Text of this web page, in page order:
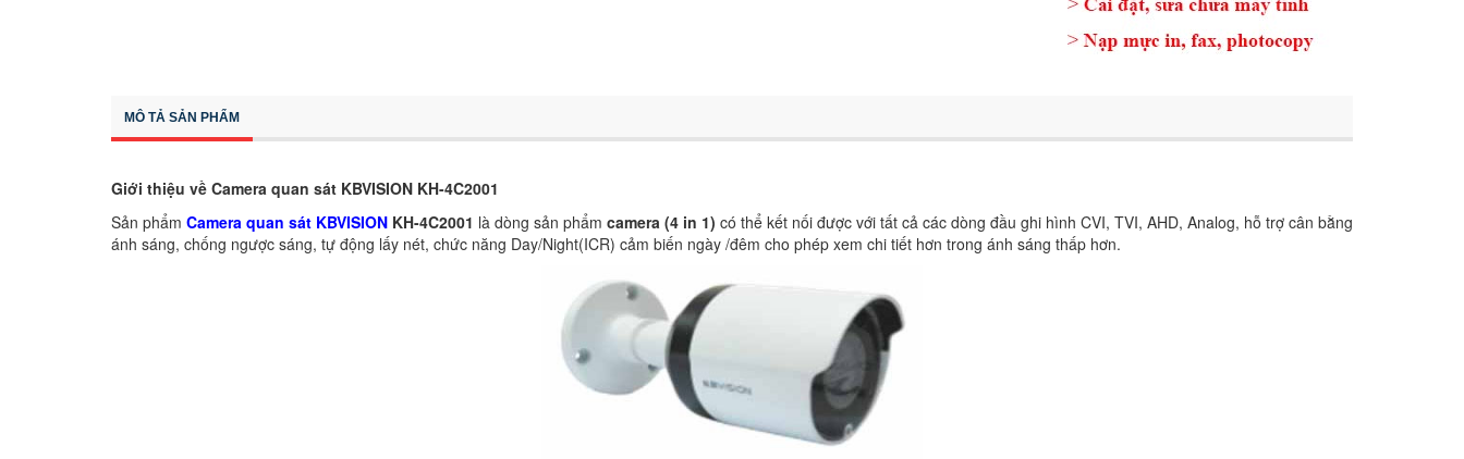
MÔ TẢ SẢN PHẨM
Giới thiệu về Camera quan sát KBVISION KH-4C2001
Sản phẩm Camera quan sát KBVISION KH-4C2001 là dòng sản phẩm camera (4 in 1) có thể kết nối được với tất cả các dòng đầu ghi hình CVI, TVI, AHD, Analog, hỗ trợ cân bằng
ánh sáng, chống ngược sáng, tự động lấy nét, chức năng Day/Night(ICR) cảm biến ngày /đêm cho phép xem chi tiết hơn trong ánh sáng thấp hơn.